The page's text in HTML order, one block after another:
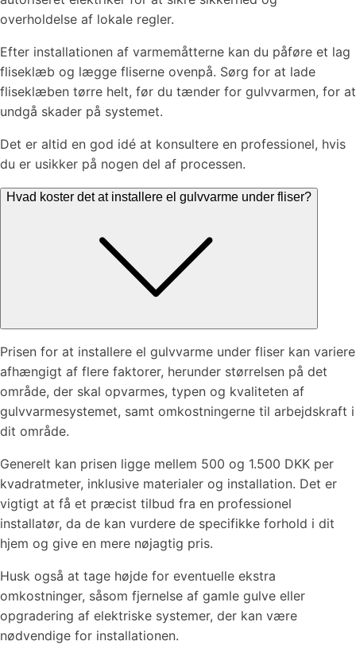
overholdelse af lokale regler.
Efter installationen af varmemåtterne kan du påføre et lag
fliseklæb og lægge fliserne ovenpå. Sørg for at lade
fliseklæben tørre helt, før du tænder for gulvvarmen, for at
undgå skader på systemet.
Det er altid en god idé at konsultere en professionel, hvis
du er usikker på nogen del af processen.
Hvad koster det at installere el gulvvarme under fliser?
Prisen for at installere el gulvvarme under fliser kan variere
afhængigt af flere faktorer, herunder størrelsen på det
område, der skal opvarmes, typen og kvaliteten af
gulvvarmesystemet, samt omkostningerne til arbejdskraft i
dit område.
Generelt kan prisen ligge mellem 500 og 1.500 DKK per
kvadratmeter, inklusive materialer og installation. Det er
vigtigt at få et præcist tilbud fra en professionel
installatør, da de kan vurdere de specifikke forhold i dit
hjem og give en mere nøjagtig pris.
Husk også at tage højde for eventuelle ekstra
omkostninger, såsom fjernelse af gamle gulve eller
opgradering af elektriske systemer, der kan være
nødvendige for installationen.